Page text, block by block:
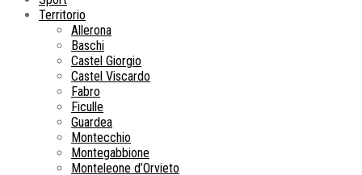
Territorio
Allerona
Baschi
Castel Giorgio
Castel Viscardo
Fabro
Ficulle
Guardea
Montecchio
Montegabbione
Monteleone d’Orvieto